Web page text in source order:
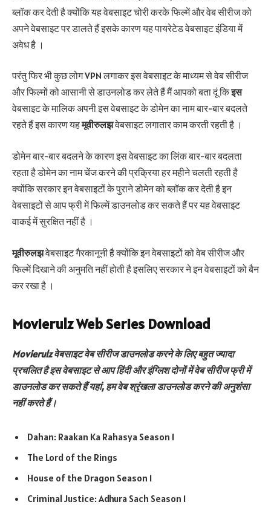
ब्लॉक कर देती है क्योंकि यह वेबसाइट चोरी करके फिल्में और वेब सीरीज को
अपने वेबसाइट पर डालते हैं इसके कारण यह पायरेटेड वेबसाइट इंडिया में
अवेध है ।
परंतु फिर भी कुछ लोग VPN लगाकर इस वेबसाइट के माध्यम से वेब सीरीज
और फिल्मों को आसानी से डाउनलोड कर लेते हैं मैं आपको बता दूं किइस
वेबसाइट के मालिक अपनी इस वेबसाइट के डोमेन का नाम बार-बार बदलते
रहते हैं इस कारण यहमूवीरुलझवेबसाइट लगातार काम करती रहती है ।
डोमेन बार-बार बदलने के कारण इस वेबसाइट का लिंक बार-बार बदलता
रहता है डोमेन का नाम चेंज करने की प्रक्रिया हर महीने चलती रहती है
क्योंकि सरकार इन वेबसाइटों के पुराने डोमेन को ब्लॉक कर देती है इन
वेबसाइटों से आप फ्री में फिल्में डाउनलोड कर सकते हैं पर यह वेबसाइट
वाकई में सुरक्षित नहीं है ।
मूवीरुलझवेबसाइट गैरकानूनी है क्योंकि इन वेबसाइटों को वेब सीरीज और
फिल्में दिखाने की अनुमति नहीं होती है इसलिए सरकार ने इन वेबसाइटों को बैन
कर रखा है ।
Movierulz Web Series Download
Movierulz वेबसाइट वेब सीरीज डाउनलोड करने के लिए बहुत ज्यादा
प्रचलित है इस वेबसाइट से आप हिंदी और इंग्लिश दोनों में वेब सीरीज फ्री में
डाउनलोड कर सकते हैं यहां, हम वेब श्रृंखला डाउनलोड करने की अनुशंसा
नहीं करते हैं।
Dahan: Raakan Ka Rahasya Season 1
The Lord of the Rings
House of the Dragon Season 1
Criminal Justice: Adhura Sach Season 1